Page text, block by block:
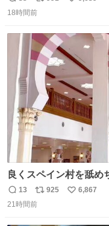
返
信
リ
ポ
ト
数
い
18時間前
良くスペイン村を舐め
ちゃ行けないのはスペ
中庭抜けるだけでこの
返
信
13
リ
ポ
925
い
6,867
21時間前